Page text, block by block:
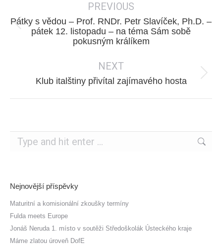
PREVIOUS
Previous
post:
Pátky s vědou – Prof. RNDr. Petr Slavíček, Ph.D. –
pátek 12. listopadu – na téma Sám sobě
pokusným králíkem
NEXT
Next
Klub italštiny přivítal zajímavého hosta
Search:
Nejnovější příspěvky
Maturitní a komisionální zkoušky termíny
Fulda meets Europe
Jonáš Neruda 1. místo v soutěži Středoškolák Ústeckého kraje
Máme zlatou úroveň DofE